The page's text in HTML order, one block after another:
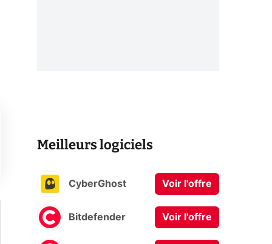
Meilleurs logiciels
CyberGhost Voir l'offre
Bitdefender Voir l'offre